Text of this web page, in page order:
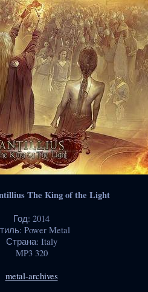
The King of the Light
Год: 2014
Power Metal
Страна: Italy
MP3 320
metal-archives